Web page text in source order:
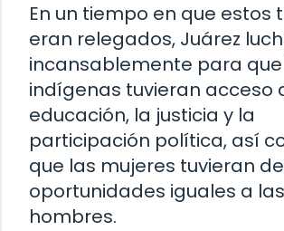
En un tiempo en que estos
eran relegados, Juárez
incansablemente para
indígenas tuvieran acceso
educación, la justicia y la
participación política, así
que las mujeres tuvieran
oportunidades iguales a
hombres.